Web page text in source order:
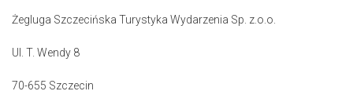
Żegluga Szczecińska Turystyka Wydarzenia Sp. z.o.o.
Ul. T. Wendy 8
70-655 Szczecin